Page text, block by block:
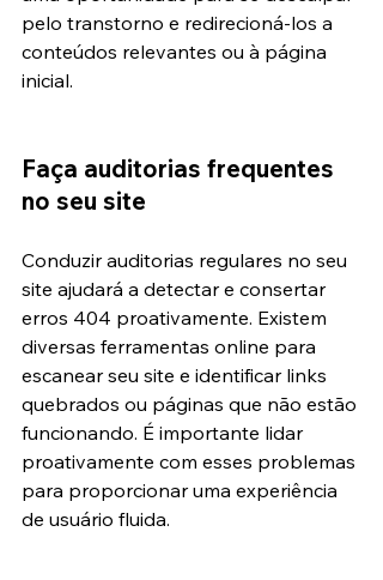
pelo transtorno e redirecioná-los a
conteúdos relevantes ou à página
inicial.
Faça auditorias frequentes
no seu site
Conduzir auditorias regulares no seu
site ajudará a detectar e consertar
erros 404 proativamente. Existem
diversas ferramentas online para
escanear seu site e identificar links
quebrados ou páginas que não estão
funcionando. É importante lidar
proativamente com esses problemas
para proporcionar uma experiência
de usuário fluida.